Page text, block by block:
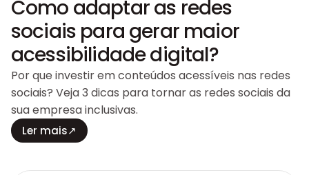
Como adaptar as redes
sociais para gerar maior
acessibilidade digital?
Por que investir em conteúdos acessíveis nas redes
sociais? Veja 3 dicas para tornar as redes sociais da
sua empresa inclusivas.
Ler mais↗